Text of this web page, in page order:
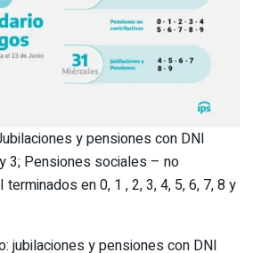
y pensiones con DNI
3; Pensiones sociales – no
en 0, 1 , 2, 3, 4, 5, 6, 7, 8 y
jubilaciones y pensiones con DNI